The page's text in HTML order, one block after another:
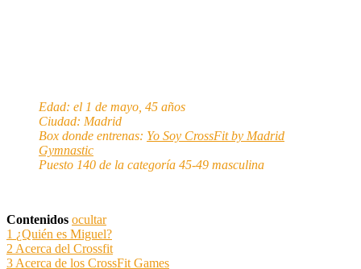
Edad: el 1 de mayo, 45 años
Ciudad: Madrid
Box donde entrenas: Yo Soy CrossFit by Madrid
Gymnastic
Puesto 140 de la categoría 45-49 masculina
Contenidos ocultar
1 ¿Quién es Miguel?
2 Acerca del Crossfit
3 Acerca de los CrossFit Games